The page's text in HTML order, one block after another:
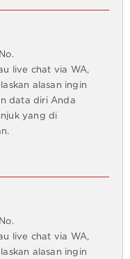
live chat via WA,
alasan ingin
data diri Anda
yang di
live chat via WA,
alasan ingin